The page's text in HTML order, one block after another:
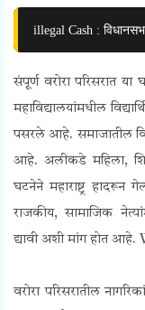
illegal Cash :
संपूर्ण वरोरा परिसरात
महाविद्यालयांमधील
पसरले आहे. समाजातील
आहे. अलीकडे महिला,
घटनेने महाराष्ट्र हादरून
राजकीय, सामाजिक
द्यावी अशी मांग होत
वरोरा परिसरातील